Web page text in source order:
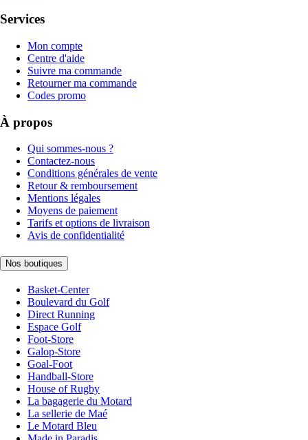
Services
Mon compte
Centre d'aide
Suivre ma commande
Retourner ma commande
Codes promo
À propos
Qui sommes-nous ?
Contactez-nous
Conditions générales de vente
Retour & remboursement
Mentions légales
Moyens de paiement
Tarifs et options de livraison
Avis de confidentialité
Nos boutiques
Basket-Center
Boulevard du Golf
Direct Running
Espace Golf
Foot-Store
Galop-Store
Goal-Foot
Handball-Store
House of Rugby
La bagagerie du Motard
La sellerie de Maé
Le Motard Bleu